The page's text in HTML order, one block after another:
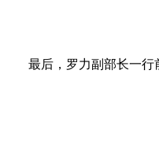
最后，罗力副部长一行前